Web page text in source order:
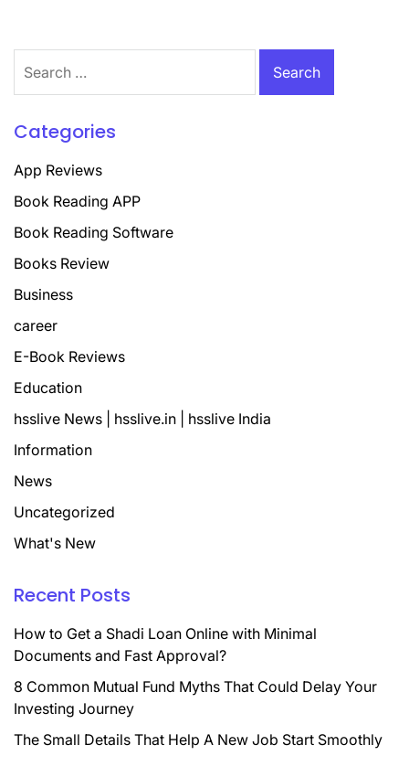
for:
Categories
App Reviews
Book Reading APP
Book Reading Software
Books Review
Business
career
E-Book Reviews
Education
hsslive News | hsslive.in | hsslive India
Information
News
Uncategorized
What's New
Recent Posts
How to Get a Shadi Loan Online with Minimal
Documents and Fast Approval?
8 Common Mutual Fund Myths That Could Delay Your
Investing Journey
The Small Details That Help A New Job Start Smoothly